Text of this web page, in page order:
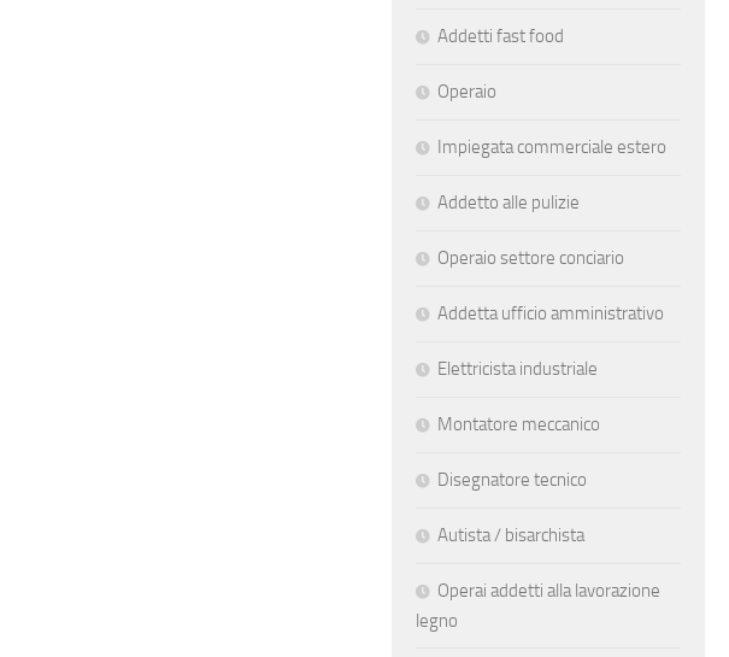
Addetti fast food
Operaio
Impiegata commerciale estero
Addetto alle pulizie
Operaio settore conciario
Addetta ufficio amministrativo
Elettricista industriale
Montatore meccanico
Disegnatore tecnico
Autista / bisarchista
Operai addetti alla lavorazione
legno